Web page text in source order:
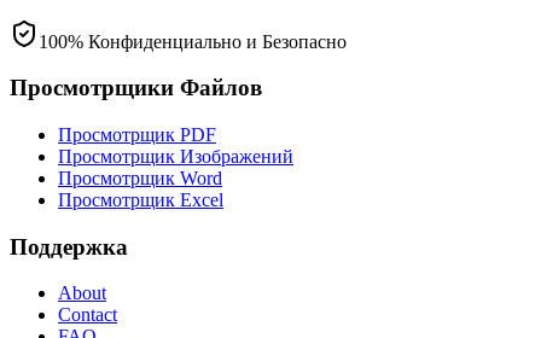
100% Конфиденциально и Безопасно
Просмотрщики Файлов
Просмотрщик PDF
Просмотрщик Изображений
Просмотрщик Word
Просмотрщик Excel
Поддержка
About
Contact